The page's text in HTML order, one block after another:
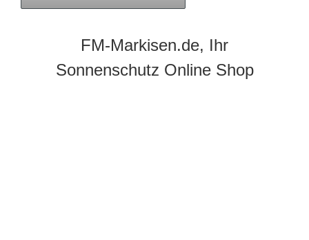
FM-Markisen.de, Ihr
Sonnenschutz Online Shop